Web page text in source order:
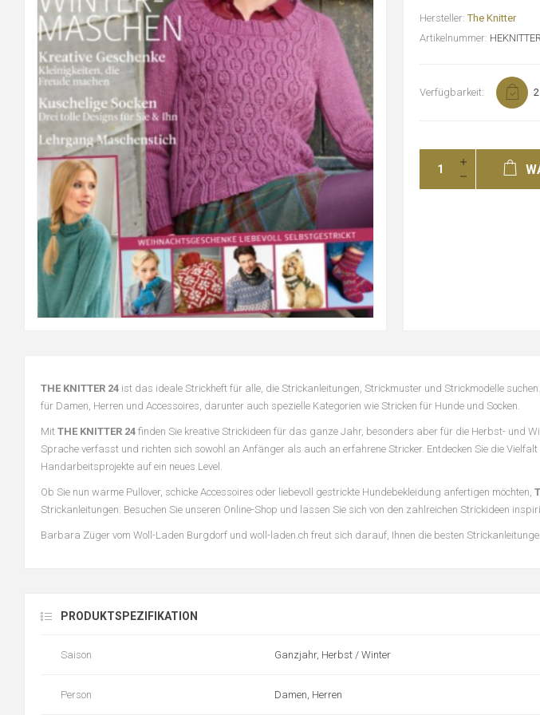
Hersteller: The Knitter
Artikelnummer:
Verfügbarkeit:
THE KNITTER 24 ist das ideale Strickheft für alle, die Strickanleitungen, Strickmuster und Strickmodelle
für Damen, Herren und Accessoires, darunter auch spezielle Kategorien wie Stricken für Hunde und Socken.
Mit THE KNITTER 24 finden Sie kreative Strickideen für das ganze Jahr, besonders aber für die Herbst- und
Sprache verfasst und richten sich sowohl an Anfänger als auch an erfahrene Stricker. Entdecken Sie die
Handarbeitsprojekte auf ein neues Level.
Ob Sie nun warme Pullover, schicke Accessoires oder liebevoll gestrickte Hundebekleidung anfertigen möchten,
Strickanleitungen. Besuchen Sie unseren Online-Shop und lassen Sie sich von den zahlreichen Strickideen
Barbara Züger vom Woll-Laden Burgdorf und woll-laden.ch freut sich darauf, Ihnen die besten
PRODUKTSPEZIFIKATION
Saison Ganzjahr, Herbst / Winter
Person Damen, Herren